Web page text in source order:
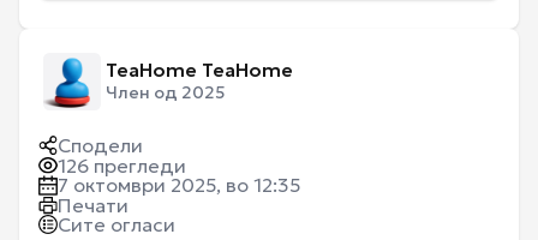
TeaHome TeaHome
Член од 2025
Сподели
126 прегледи
7 октомври 2025, во 12:35
Печати
Сите огласи